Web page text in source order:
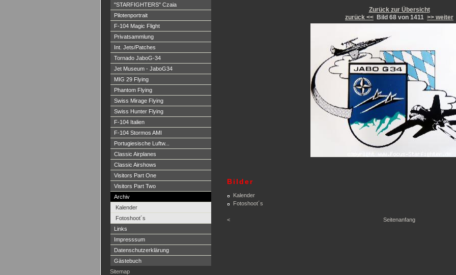
"STARFIGHTERS" Czaia
Pilotenportrait
F-104 Magic Flight
Privatsammlung
Int. Jets/Patches
Tornado JaboG-34
Jet Museum - JaboG34
MIG 29 Flying
Phantom Flying
Swiss Mirage Flying
Swiss Hunter Flying
F-104 Italien
F-104 Stormos AMI
Portugiesische Luftw...
Classic Airplanes
Classic Airshows
Visitors Part One
Visitors Part Two
Archiv
Kalender
Fotoshoot´s
Links
Impresssum
Datenschutzerklärung
Gästebuch
Sitemap
Zurück zur Übersicht
zurück << Bild 68 von 1411 >> weiter
Bilder
Kalender
Fotoshoot´s
< Seitenanfang